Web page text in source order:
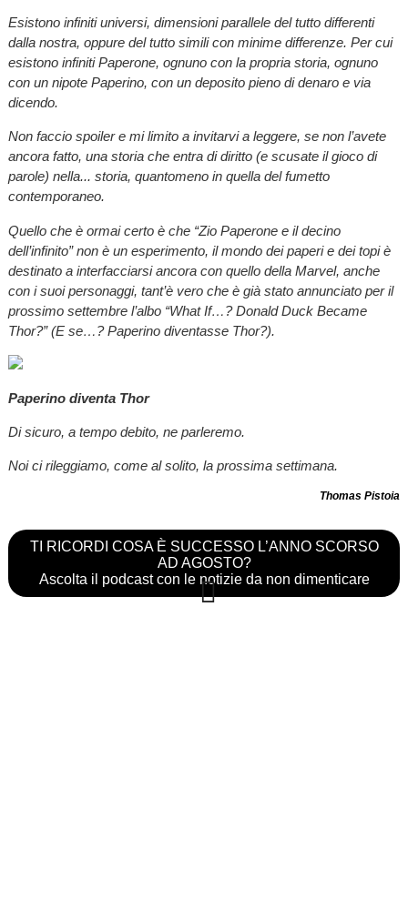
Esistono infiniti universi, dimensioni parallele del tutto differenti
dalla nostra, oppure del tutto simili con minime differenze. Per cui
esistono infiniti Paperone, ognuno con la propria storia, ognuno
con un nipote Paperino, con un deposito pieno di denaro e via
dicendo.
Non faccio spoiler e mi limito a invitarvi a leggere, se non l’avete
ancora fatto, una storia che entra di diritto (e scusate il gioco di
parole) nella... storia, quantomeno in quella del fumetto
contemporaneo.
Quello che è ormai certo è che “Zio Paperone e il decino
dell’infinito” non è un esperimento, il mondo dei paperi e dei topi è
destinato a interfacciarsi ancora con quello della Marvel, anche
con i suoi personaggi, tant’è vero che è già stato annunciato per il
prossimo settembre l’albo “What If…? Donald Duck Became
Thor?” (E se…? Paperino diventasse Thor?).
Paperino diventa Thor
Di sicuro, a tempo debito, ne parleremo.
Noi ci rileggiamo, come al solito, la prossima settimana.
Thomas Pistoia
TI RICORDI COSA È SUCCESSO L’ANNO SCORSO
AD AGOSTO?
Ascolta il podcast con le notizie da non dimenticare